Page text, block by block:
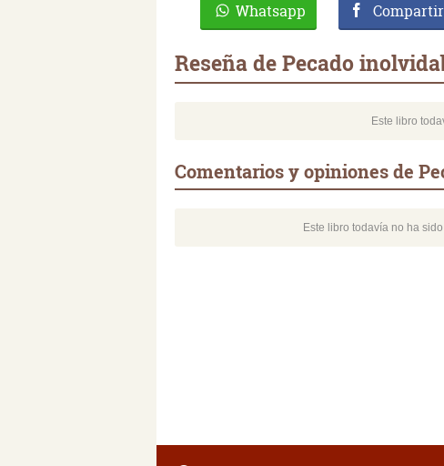
Whatsapp Compartir
Reseña de Pecado
Este libro
Comentarios y opiniones de
Este libro todavía no ha